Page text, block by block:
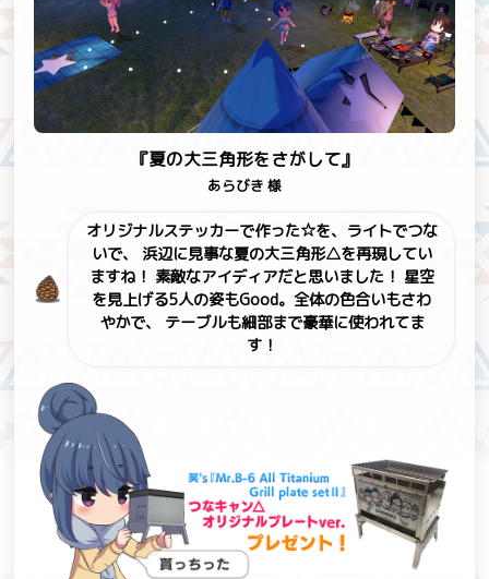
『夏の大三角形をさがして』
あらびき 様
オリジナルステッカーで作った☆を、ライトでつな
いで、
浜辺に見事な夏の大三角形△を再現してい
ますね！ 素敵なアイディアだと思いました！ 星空
を見上げる5人の姿もGood。全体の色合いもさわ
やかで、
テーブルも細部まで豪華に使われてま
す！